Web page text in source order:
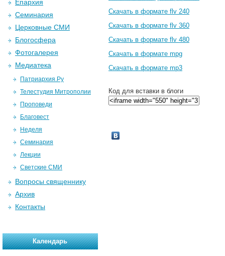
Скачать в формате flv 240
Скачать в формате flv 360
Скачать в формате flv 480
Скачать в формате mpg
Скачать в формате mp3
Код для вставки в блоги
Епархия
Семинария
Церковные СМИ
Блогосфера
Фотогалерея
Медиатека
Патриархия.Ру
Телестудия Митрополии
Проповеди
Благовест
Неделя
Семинария
Лекции
Светские СМИ
Вопросы священнику
Архив
Контакты
Календарь